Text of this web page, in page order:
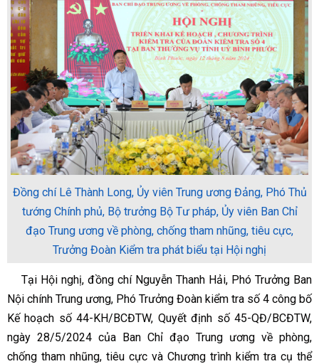
Đồng chí Lê Thành Long, Ủy viên Trung ương Đảng, Phó Thủ
tướng Chính phủ, Bộ trưởng Bộ Tư pháp, Ủy viên Ban Chỉ
đạo Trung ương về phòng, chống tham nhũng, tiêu cực,
Trưởng Đoàn Kiểm tra phát biểu tại Hội nghị
Tại Hội nghị, đồng chí Nguyễn Thanh Hải, Phó Trưởng Ban
Nội chính Trung ương, Phó Trưởng Đoàn kiểm tra số 4 công bố
Kế hoạch số 44-KH/BCĐTW, Quyết định số 45-QĐ/BCĐTW,
ngày 28/5/2024 của Ban Chỉ đạo Trung ương về phòng,
chống tham nhũng, tiêu cực và Chương trình kiểm tra cụ thể